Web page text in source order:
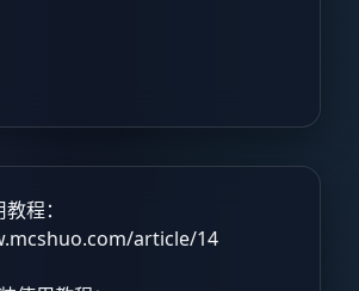
程：
article/14